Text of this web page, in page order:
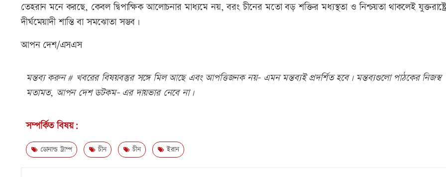
তেহরান মনে করছে, কেবল দ্বিপাক্ষিক আলোচনার মাধ্যমে নয়, বরং চীনের মতো বড় শক্তির মধ্যস্থতা ও নিশ্চয়তা থাকলেই
দীর্ঘমেয়াদী শান্তি বা সমঝোতা সম্ভব।
আপন দেশ/এসএস
মন্তব্য করুন # খবরের বিষয়বস্তুর সঙ্গে মিল আছে এবং আপত্তিজনক নয়- এমন মন্তব্যই প্রদর্শিত হবে। মন্তব্যগুলো পাঠকের নিজস্ব
মতামত, আপন দেশ ডটকম- এর দায়ভার নেবে না।
সম্পর্কিত বিষয়:
ডোনাল্ড ট্রাম্প চীন চীন ইরান